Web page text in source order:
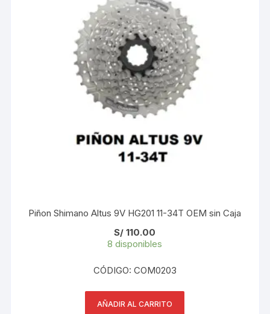
Piñon Shimano Altus 9V HG201 11-34T OEM sin Caja
S/ 110.00
8 disponibles
CÓDIGO: COM0203
AÑADIR AL CARRITO